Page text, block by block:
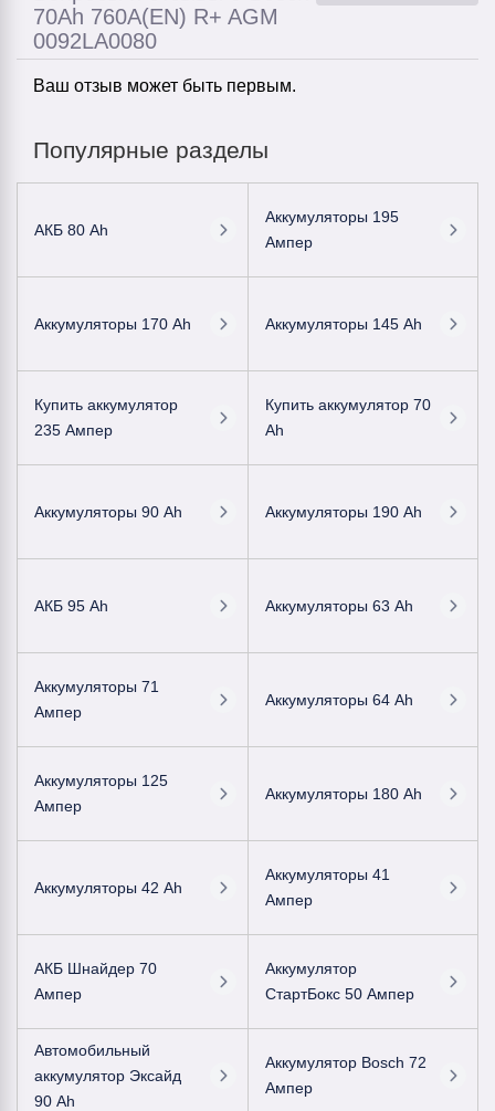
70Ah 760A(EN) R+ AGM
0092LA0080
Ваш отзыв может быть первым.
Популярные разделы
АКБ 80 Ah
Аккумуляторы 195
Ампер
Аккумуляторы 170 Ah Аккумуляторы 145 Ah
Купить аккумулятор
235 Ампер
Купить аккумулятор 70
Ah
Аккумуляторы 90 Ah Аккумуляторы 190 Ah
АКБ 95 Ah Аккумуляторы 63 Ah
Аккумуляторы 71
Ампер
Аккумуляторы 64 Ah
Аккумуляторы 125
Ампер
Аккумуляторы 180 Ah
Аккумуляторы 42 Ah
Аккумуляторы 41
Ампер
АКБ Шнайдер 70
Ампер
Аккумулятор
СтартБокс 50 Ампер
Автомобильный
аккумулятор Эксайд
90 Ah
Аккумулятор Bosch 72
Ампер